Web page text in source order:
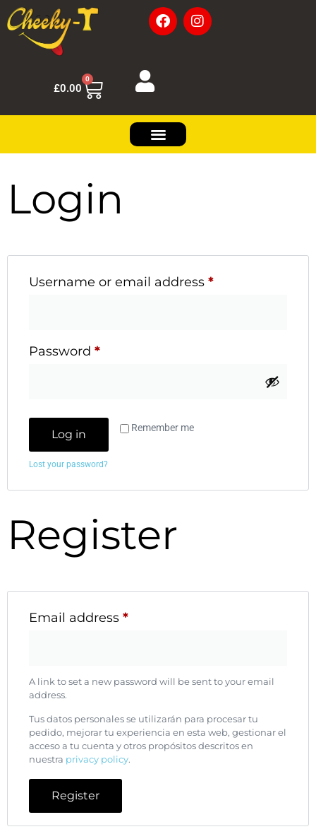
£0.00
0
Login
Username or email address *
Password *
Remember me
Log in
Lost your password?
Register
Email address *
A link to set a new password will be sent to your email
address.
Tus datos personales se utilizarán para procesar tu
pedido, mejorar tu experiencia en esta web, gestionar el
acceso a tu cuenta y otros propósitos descritos en
nuestra privacy policy.
Register